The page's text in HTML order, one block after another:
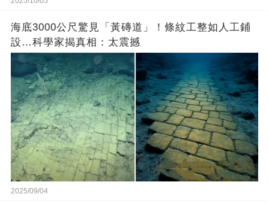
海底3000公尺驚見「黃磚道」！條紋工整如人工鋪
設…科學家揭真相：太震撼
2025/09/04